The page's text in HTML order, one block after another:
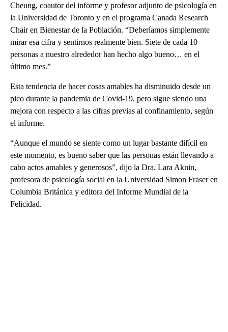
Cheung, coautor del informe y profesor adjunto de psicología en
la Universidad de Toronto y en el programa Canada Research
Chair en Bienestar de la Población. “Deberíamos simplemente
mirar esa cifra y sentirnos realmente bien. Siete de cada 10
personas a nuestro alrededor han hecho algo bueno… en el
último mes.”
Esta tendencia de hacer cosas amables ha disminuido desde un
pico durante la pandemia de Covid-19, pero sigue siendo una
mejora con respecto a las cifras previas al confinamiento, según
el informe.
“Aunque el mundo se siente como un lugar bastante difícil en
este momento, es bueno saber que las personas están llevando a
cabo actos amables y generosos”, dijo la Dra. Lara Aknin,
profesora de psicología social en la Universidad Simon Fraser en
Columbia Británica y editora del Informe Mundial de la
Felicidad.